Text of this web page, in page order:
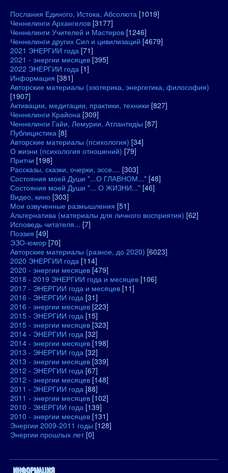
Послания Единого, Истока, Абсолюта [1019]
Ченнелинги Архангелов [3177]
Ченнелинги Учителей и Мастеров [1246]
Ченнелинги других Сил и цивилизаций [4679]
2021 ЭНЕРГИИ года [71]
2021 - энергии месяцев [395]
2022 ЭНЕРГИИ года [1]
Информация [381]
Авторские материалы (эзотерика, энергетика, философия)
[1907]
Активации, медитации, практики, техники [827]
Ченнелинги Крайона [309]
Ченнелинги Гайи, Лемурии, Атлантидіы [87]
Публицистика [8]
Авторские материалы (психология) [34]
О жизни (психология отношений) [79]
Притчи [198]
Рассказы, сказки, очерки, эссе.... [303]
Состояния моей Души "...О ГЛАВНОМ..." [48]
Состояния моей Души "... О ЖИЗНИ..." [46]
Видео, кино [303]
Мои озвученные размышления [51]
Альтернатива (материалы для личного восприятия) [62]
Исповедь читателя... [7]
Поэзия [49]
ЭЗО-юмор [70]
Авторские материалы (разное, до 2020) [6023]
2020 ЭНЕРГИИ года [114]
2020 - энергии месяцев [479]
2018 - 2019 ЭНЕРГИИ года и месяцев [106]
2017 - ЭНЕРГИИ года и месяцев [11]
2016 - ЭНЕРГИИ года [31]
2016 - энергии месяцев [223]
2015 - ЭНЕРГИИ года [15]
2015 - энергии месяцев [323]
2014 - ЭНЕРГИИ года [32]
2014 - энергии месяцев [198]
2013 - ЭНЕРГИИ года [32]
2013 - энергии месяцев [339]
2012 - ЭНЕРГИИ года [67]
2012 - энергии месяцев [148]
2011 - ЭНЕРГИИ года [88]
2011 - энергии месяцев [102]
2010 - ЭНЕРГИИ года [139]
2010 - энергии месяцев [131]
Энергии 2009-2011 годы [128]
Энергии прошлых лет [0]
ИНФОРМАЦИЯ